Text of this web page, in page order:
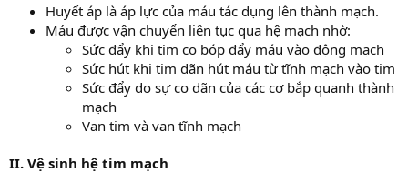
Huyết áp là áp lực của máu tác dụng lên thành mạch.
Máu được vận chuyển liên tục qua hệ mạch nhờ:
Sức đẩy khi tim co bóp đẩy máu vào động mạch
Sức hút khi tim dãn hút máu từ tĩnh mạch vào tim
Sức đẩy do sự co dãn của các cơ bắp quanh thành
mạch
Van tim và van tĩnh mạch
II. Vệ sinh hệ tim mạch